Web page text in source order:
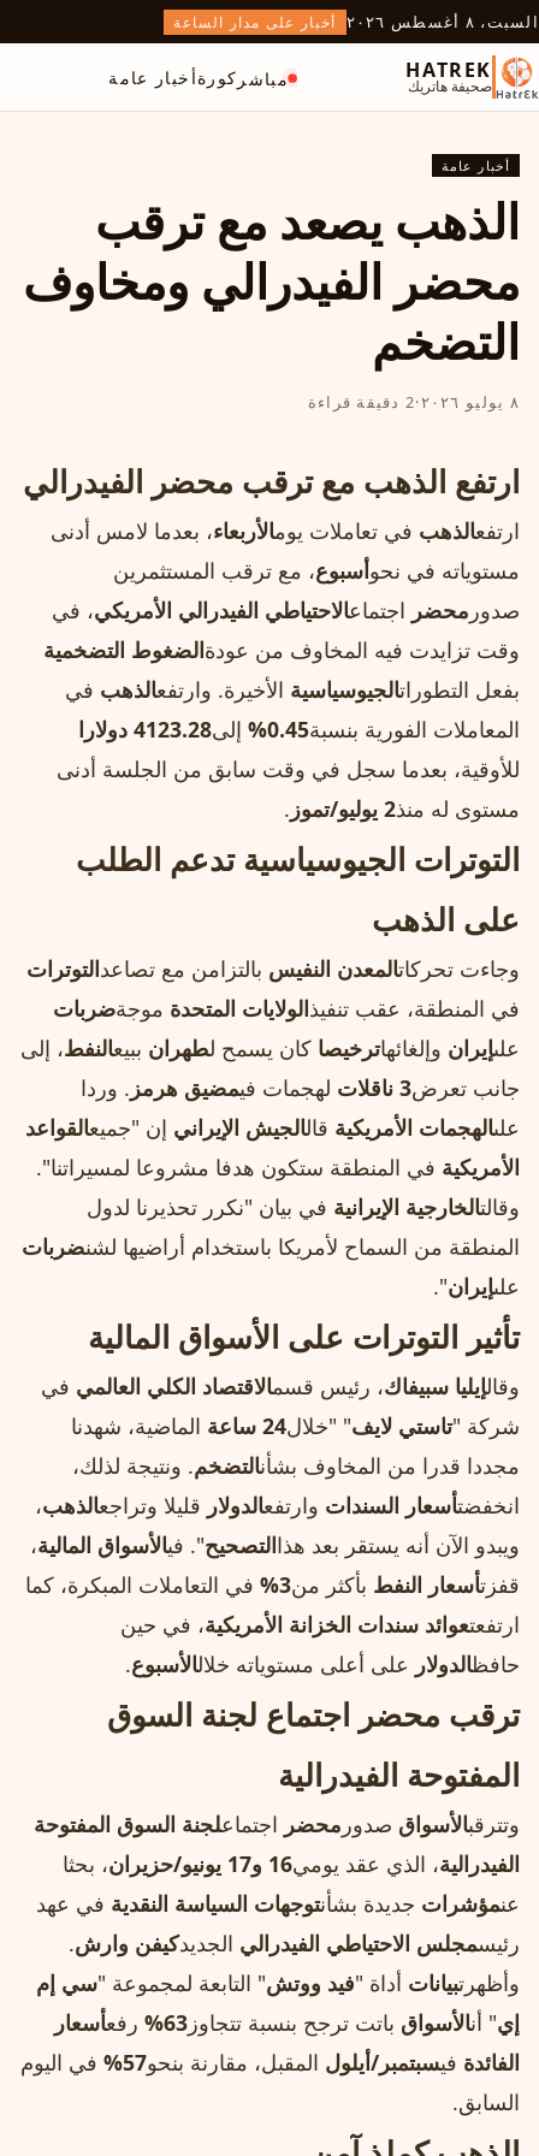
السبت، ٨ أغسطس ٢٠٢٦ أخبار على مدار الساعة
HATREK
صحيفة هاتريك مباشر كورةأخبار عامة
أخبار عامة
الذهب يصعد مع ترقب
محضر الفيدرالي ومخاوف
التضخم
٨ يوليو ٢٠٢٦ ·2 دقيقة قراءة
ارتفع الذهب مع ترقب محضر الفيدرالي
ارتفعالذهب في تعاملات يومالأربعاء، بعدما لامس أدنى
مستوياته في نحوأسبوع، مع ترقب المستثمرين
صدور محضر اجتماعالاحتياطي الفيدرالي الأمريكي، في
وقت تزايدت فيه المخاوف من عودةالضغوط التضخمية
بفعل التطوراتالجيوسياسية الأخيرة. وارتفعالذهب في
المعاملات الفورية بنسبة0.45% إلى4123.28 دولارا
للأوقية، بعدما سجل في وقت سابق من الجلسة أدنى
مستوى له منذ2 يوليو/تموز .
التوترات الجيوسياسية تدعم الطلب
على الذهب
وجاءت تحركاتالمعدن النفيس بالتزامن مع تصاعدالتوترات
في المنطقة، عقب تنفيذالولايات المتحدة موجةضربات
علىإيران وإلغائهاترخيصا كان يسمح لطهران ببيعالنفط، إلى
جانب تعرض3 ناقلات لهجمات فيمضيق هرمز . وردا
علىالهجمات الأمريكية قالالجيش الإيراني إن "جميعالقواعد
الأمريكية في المنطقة ستكون هدفا مشروعا لمسيراتنا".
وقالتالخارجية الإيرانية في بيان "نكرر تحذيرنا لدول
المنطقة من السماح لأمريكا باستخدام أراضيها لشنضربات
علىإيران".
تأثير التوترات على الأسواق المالية
وقالإيليا سبيفاك، رئيس قسمالاقتصاد الكلي العالمي في
شركة "تاستي لايف" "خلال24 ساعة
الماضية، شهدنا
مجددا قدرا من المخاوف بشأنالتضخم. ونتيجة لذلك،
انخفضتأسعار السندات وارتفعالدولار قليلا وتراجعالذهب،
ويبدو الآن أنه يستقر بعد هذاالتصحيح". فيالأسواق المالية،
قفزتأسعار النفط بأكثر من3%
في التعاملات المبكرة، كما
ارتفعتعوائد سندات الخزانة الأمريكية، في حين
حافظالدولار على أعلى مستوياته خلالالأسبوع.
ترقب محضر اجتماع لجنة السوق
المفتوحة الفيدرالية
وتترقبالأسواق صدور محضر اجتماعلجنة السوق المفتوحة
الفيدرالية، الذي عقد يومي16 و17 يونيو/حزيران
، بحثا
عنمؤشرات جديدة بشأنتوجهات السياسة النقدية في عهد
رئيسمجلس الاحتياطي الفيدرالي الجديدكيفن وارش.
وأظهرتبيانات أداة "فيد ووتش" التابعة لمجموعة "سي إم
إي" أنالأسواق باتت ترجح بنسبة تتجاوز 63% رفعأسعار
الفائدة فيسبتمبر/أيلول المقبل، مقارنة بنحو57%
في اليوم
السابق.